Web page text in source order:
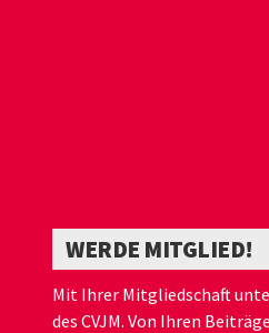
WERDE MITGLIED!
Mit Ihrer Mitgliedschaft
des CVJM. Von Ihren